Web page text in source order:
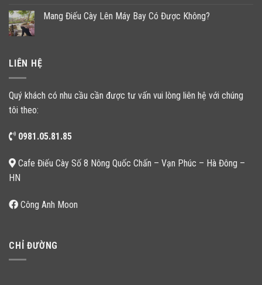
Mang Điếu Cày Lên Máy Bay Có Được Không?
LIÊN HỆ
Quý khách có nhu cầu cần được tư vấn vui lòng liên hệ với chúng
tôi theo:
0981.05.81.85
Cafe Điếu Cày Số 8 Nông Quốc Chấn – Vạn Phúc – Hà Đông –
HN
Công Anh Moon
CHỈ ĐƯỜNG